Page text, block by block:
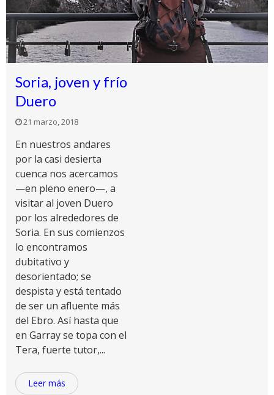
Soria, joven y frío
Duero
21 marzo, 2018
En nuestros andares
por la casi desierta
cuenca nos acercamos
—en pleno enero—, a
visitar al joven Duero
por los alrededores de
Soria. En sus comienzos
lo encontramos
dubitativo y
desorientado; se
despista y está tentado
de ser un afluente más
del Ebro. Así hasta que
en Garray se topa con el
Tera, fuerte tutor,...
Leer más